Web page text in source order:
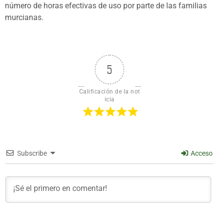
número de horas efectivas de uso por parte de las familias
murcianas.
5
Calificación de la not
icia
Subscribe Acceso